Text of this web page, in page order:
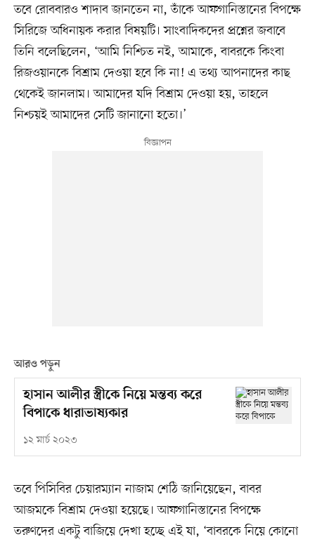
তবে রোববারও শাদাব জানতেন না, তাঁকে আফগানিস্তানের বিপক্ষে
সিরিজে অধিনায়ক করার বিষয়টি। সাংবাদিকদের প্রশ্নের জবাবে
তিনি বলেছিলেন, ‘আমি নিশ্চিত নই, আমাকে, বাবরকে কিংবা
রিজওয়ানকে বিশ্রাম দেওয়া হবে কি না! এ তথ্য আপনাদের কাছ
থেকেই জানলাম। আমাদের যদি বিশ্রাম দেওয়া হয়, তাহলে
নিশ্চয়ই আমাদের সেটি জানানো হতো।’
আরও পড়ুন
হাসান আলীর স্ত্রীকে নিয়ে মন্তব্য করে
বিপাকে ধারাভাষ্যকার
১২ মার্চ ২০২৩
তবে পিসিবির চেয়ারম্যান নাজাম শেঠি জানিয়েছেন, বাবর
আজমকে বিশ্রাম দেওয়া হয়েছে। আফগানিস্তানের বিপক্ষে
তরুণদের একটু বাজিয়ে দেখা হচ্ছে এই যা, ‘বাবরকে নিয়ে কোনো